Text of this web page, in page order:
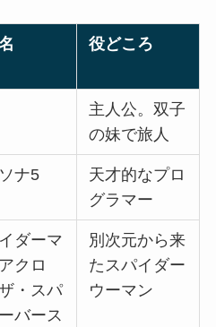
役どころ
主人公。双子
の妹で旅人
ナ5
天才的なプロ
グラマー
ダーマ
クロ
・スパ
バース
別次元から来
たスパイダー
ウーマン